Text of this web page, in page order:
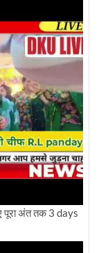
पूरा अंत तक3 days